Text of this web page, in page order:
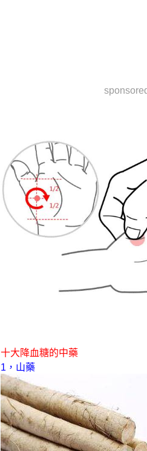
十大降血糖的中藥
1，山藥